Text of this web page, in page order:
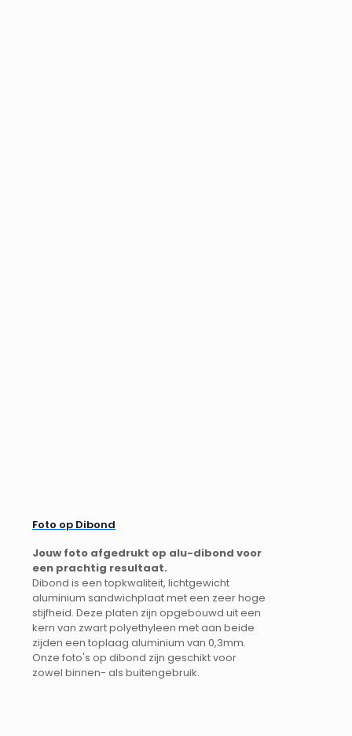
Foto op Dibond
Jouw foto afgedrukt op alu-dibond voor
een prachtig resultaat.
Dibond is een topkwaliteit, lichtgewicht
aluminium sandwichplaat met een zeer hoge
stijfheid. Deze platen zijn opgebouwd uit een
kern van zwart polyethyleen met aan beide
zijden een toplaag aluminium van 0,3mm.
Onze foto's op dibond zijn geschikt voor
zowel binnen- als buitengebruik.